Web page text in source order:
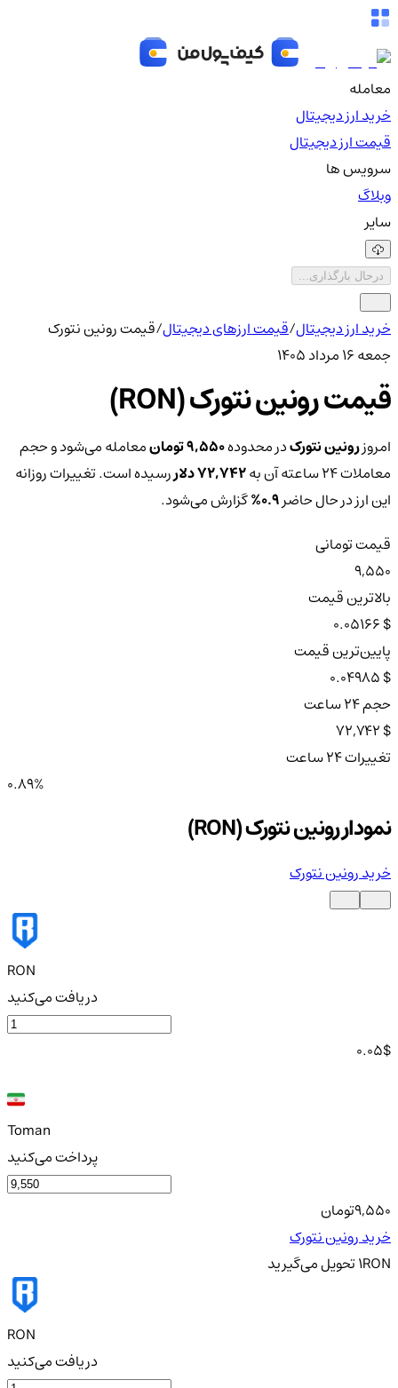
معامله
خرید ارز دیجیتال
قیمت ارز دیجیتال
سرویس ها
وبلاگ
سایر
درحال بارگذاری...
خرید ارز دیجیتال/قیمت ارزهای دیجیتال/قیمت رونین نتورک
جمعه ۱۶ مرداد ۱۴۰۵
قیمت رونین نتورک (RON)
امروزرونین نتورکدر محدوده9,550 تومان
معامله می‌شود و حجم
معاملات ۲۴ ساعته آن به
72,742 دلار
رسیده است. تغییرات روزانه
این ارز در حال حاضر0.9% گزارش می‌شود.
قیمت تومانی
9,550
بالاترین قیمت
$ 0.05166
پایین‌ترین قیمت
$ 0.04985
حجم ۲۴ ساعت
$ 72,742
تغییرات ۲۴ ساعت
0.89%
نمودار رونین نتورک (RON)
خرید رونین نتورک
RON
دریافت می‌کنید
0.05$
Toman
پرداخت می‌کنید
9,550تومان
خرید رونین نتورک
1RONتحویلمی‌گیرید
RON
دریافت می‌کنید